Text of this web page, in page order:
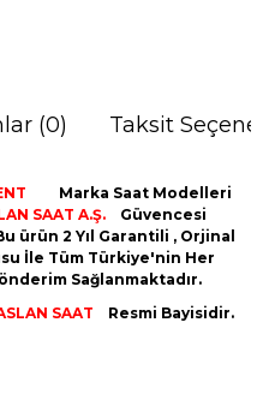
(0) Taksit
Marka Saat Modelleri
SAAT A.Ş.
Güvencesi
ürün 2 Yıl Garantili , Orjinal
İle Tüm Türkiye'nin Her
Sağlanmaktadır.
SAAT Resmi Bayisidir.